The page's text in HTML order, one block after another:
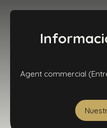
Agent commercial